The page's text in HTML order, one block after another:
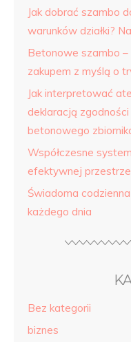
Jak dobrać szambo
warunków działki?
Betonowe szambo
zakupem z myślą o
Jak interpretować
deklaracją
betonowego
Współczesne
efektywnej
Świadoma
każdego dnia
Bez kategorii
biznes